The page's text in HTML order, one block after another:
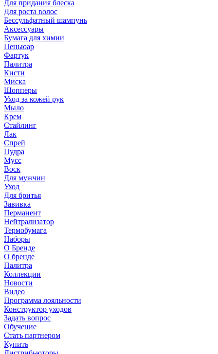
Для придания блеска
Для роста волос
Бессульфатный шампунь
Аксессуары
Бумага для химии
Пеньюар
Фартук
Палитра
Кисти
Миска
Шопперы
Уход за кожей рук
Мыло
Крем
Стайлинг
Лак
Спрей
Пудра
Мусс
Воск
Для мужчин
Уход
Для бритья
Завивка
Перманент
Нейтрализатор
Термобумага
Наборы
О Бренде
О бренде
Палитра
Коллекции
Новости
Видео
Программа лояльности
Конструктор уходов
Задать вопрос
Обучение
Стать партнером
Купить